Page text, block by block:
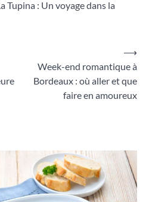
Tupina : Un voyage dans la
Week-end romantique à
Bordeaux : où aller et que
faire en amoureux
⟶